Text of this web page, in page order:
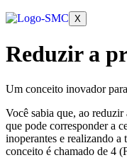
X
Reduzir a
Um conceito inovador
Você sabia que, ao
que pode corresponder a
inoperantes e realizando
conceito é chamado de 4